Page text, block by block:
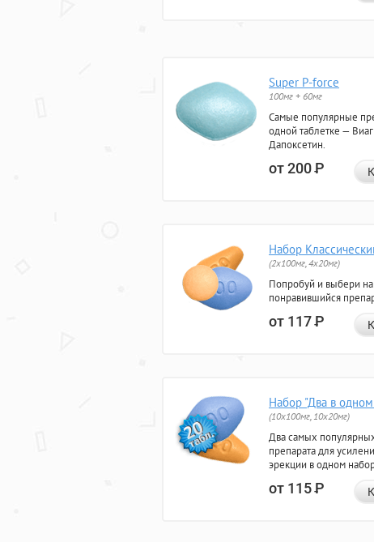
Super P-force
100мг + 60мг
Самые популярные
одной таблетке —
Дапоксетин.
от 200Р
Набор
(2x100мг, 4x20мг)
Попробуй и выбери
понравившийся
от 117Р
Набор "Два в
(10x100мг, 10x20мг)
Два самых
препарата для
эрекции в одном
от 115Р